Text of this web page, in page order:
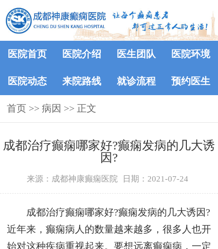
医院首页 医院介绍 医生团队 医院环境
医院动态 来院路线 就诊流程 预约医生
首页 >> 病因 >> 正文
成都治疗癫痫哪家好?癫痫发病的几大诱
因?
来源：成都神康癫痫医院 日期：2021-07-24
成都治疗癫痫哪家好?癫痫发病的几大诱因?
近年来，癫痫病人的数量越来越多，很多人也开
始对这种疾病重视起来。要想远离癫痫病，一定